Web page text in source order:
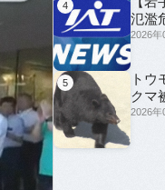
4
氾濫
2026年
5
ト
クマ
2026年